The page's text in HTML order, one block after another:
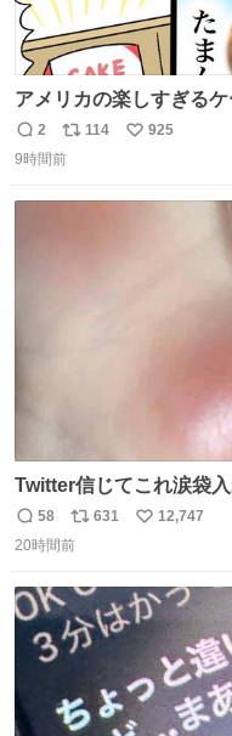
アメリカの楽しすぎる
返
信
2
リ
ポ
114
い
925
9時間前
Twitter信じてこれ涙袋
う…
返
信
58
リ
ポ
ト
数
631
い
数
12,747
20時間前